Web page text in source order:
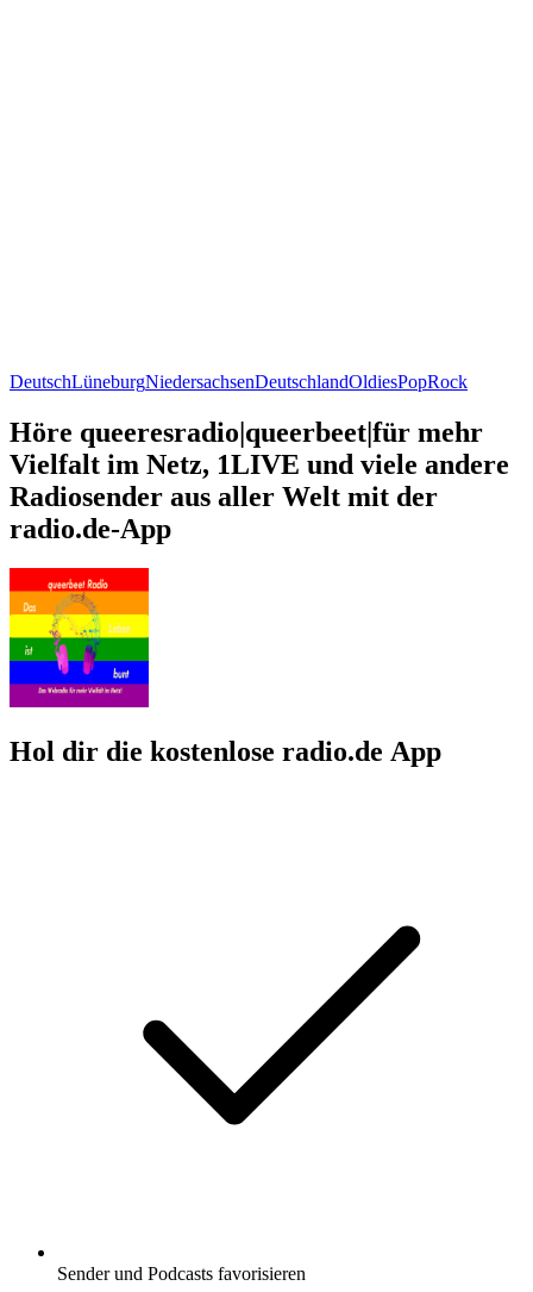
DeutschLüneburgNiedersachsenDeutschlandOldiesPopRock
Höre queeresradio|queerbeet|für mehr
Vielfalt im Netz, 1LIVE und viele andere
Radiosender aus aller Welt mit der
radio.de-App
Hol dir die kostenlose radio.de App
Sender und Podcasts favorisieren